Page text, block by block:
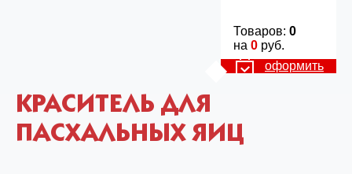
Товаров: 0
на 0 руб.
оформить
КРАСИТЕЛЬ ДЛЯ
ПАСХАЛЬНЫХ ЯИЦ